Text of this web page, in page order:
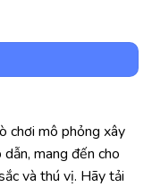
chơi mô phỏng xây
mang đến cho
và thú vị. Hãy tải